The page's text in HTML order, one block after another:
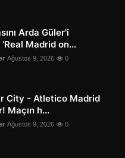
Arda Güler'i
Madrid on...
Ağustos 9, 2026 0
City - Atletico Madrid
Maçın h...
Ağustos 9, 2026 0